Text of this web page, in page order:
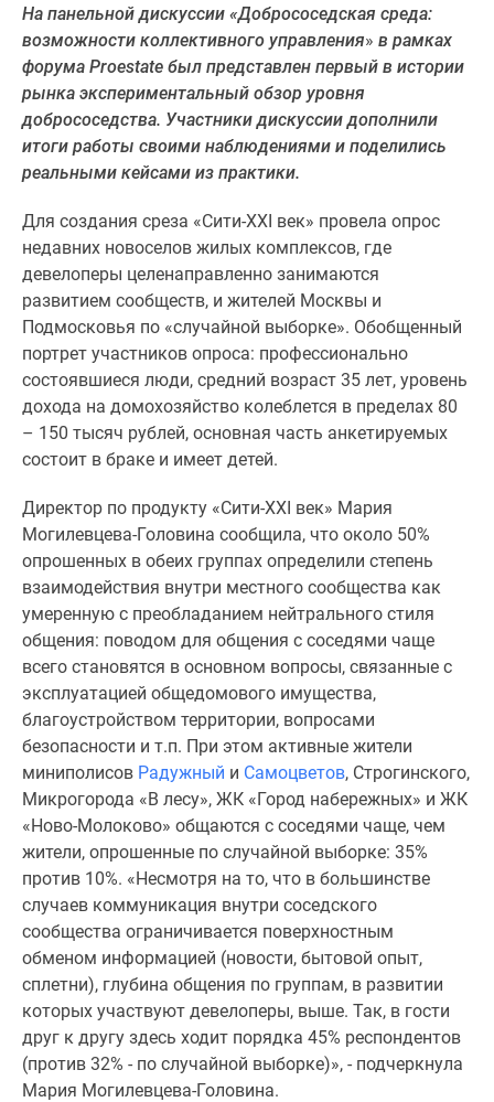
Специальные
предложения
Коммерческие
помещения
Продавцы
застройщики
Панорамы
новостроек
Видеообзор
новостроек
Экспертиза
новостроек
Экология
Подмосковья
комнатные
комнатные
комнатные
Квартиры
карте
Ипотечный
калькулятор
Семейная
ипотека
Военная
ипотека
Банки
программы
Медиа
Новости
недвижимости
Мнение
эксперта
На панельной дискуссии «Добрососедская среда:
возможности коллективного управления» в рамках
форума Proestate был представлен первый в истории
рынка экспериментальный обзор уровня
добрососедства. Участники дискуссии дополнили
итоги работы своими наблюдениями и поделились
реальными кейсами из практики.
Для создания среза «Сити-XXI век» провела опрос
недавних новоселов жилых комплексов, где
девелоперы целенаправленно занимаются
развитием сообществ, и жителей Москвы и
Подмосковья по «случайной выборке». Обобщенный
портрет участников опроса: профессионально
состоявшиеся люди, средний возраст 35 лет, уровень
дохода на домохозяйство колеблется в пределах 80
– 150 тысяч рублей, основная часть анкетируемых
состоит в браке и имеет детей.
Директор по продукту «Сити-XXI век» Мария
Могилевцева-Головина сообщила, что около 50%
опрошенных в обеих группах определили степень
взаимодействия внутри местного сообщества как
умеренную с преобладанием нейтрального стиля
общения: поводом для общения с соседями чаще
всего становятся в основном вопросы, связанные с
эксплуатацией общедомового имущества,
благоустройством территории, вопросами
безопасности и т.п. При этом активные жители
миниполисов Радужный и Самоцветов, Строгинского,
Микрогорода «В лесу», ЖК «Город набережных» и ЖК
«Ново-Молоково» общаются с соседями чаще, чем
жители, опрошенные по случайной выборке: 35%
против 10%. «Несмотря на то, что в большинстве
случаев коммуникация внутри соседского
сообщества ограничивается поверхностным
обменом информацией (новости, бытовой опыт,
сплетни), глубина общения по группам, в развитии
которых участвуют девелоперы, выше. Так, в гости
друг к другу здесь ходит порядка 45% респондентов
(против 32% - по случайной выборке)», - подчеркнула
Мария Могилевцева-Головина.